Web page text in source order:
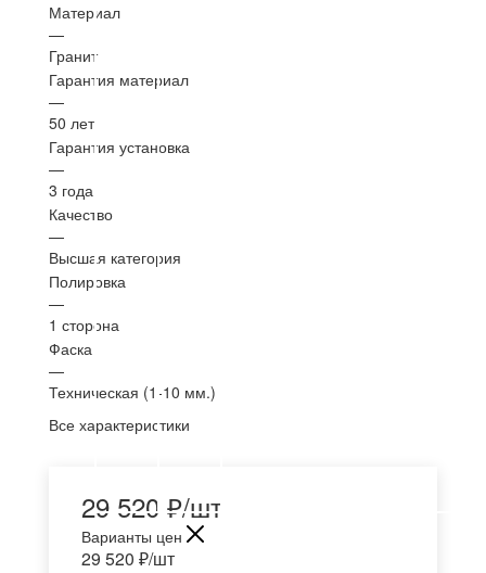
Материал
—
Гранит
Гарантия материал
—
50 лет
Гарантия установка
—
3 года
Качество
—
Высшая категория
Полировка
—
1 сторона
Фаска
—
Техническая (1-10 мм.)
Все характеристики
29 520 ₽/шт
Варианты цен
29 520 ₽/шт